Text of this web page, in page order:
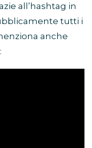
all’hashtag in
tutti i
anche